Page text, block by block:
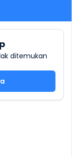
ditemukan